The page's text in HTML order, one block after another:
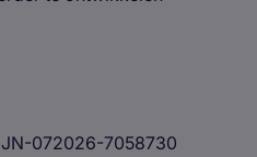
JN-072026-7058730